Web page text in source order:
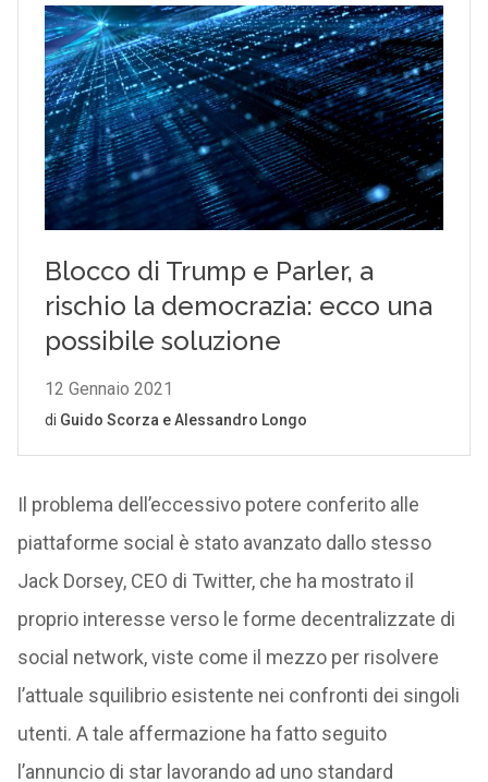
Il problema dell’eccessivo potere conferito alle
piattaforme social è stato avanzato dallo stesso
Jack Dorsey, CEO di Twitter, che ha mostrato il
proprio interesse verso le forme decentralizzate di
social network, viste come il mezzo per risolvere
l’attuale squilibrio esistente nei confronti dei singoli
utenti. A tale affermazione ha fatto seguito
l’annuncio di star lavorando ad uno standard